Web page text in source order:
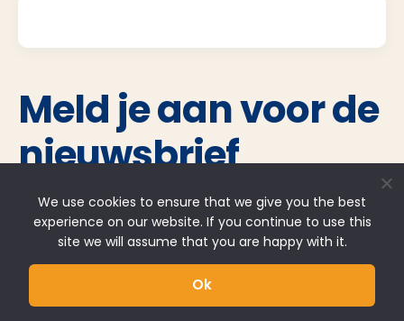
Meld je aan voor de
nieuwsbrief
Blijf periodiek op de hoogte van het aanbod op
onze website.
Voornaam
We use cookies to ensure that we give you the best
experience on our website. If you continue to use this
site we will assume that you are happy with it.
Ok